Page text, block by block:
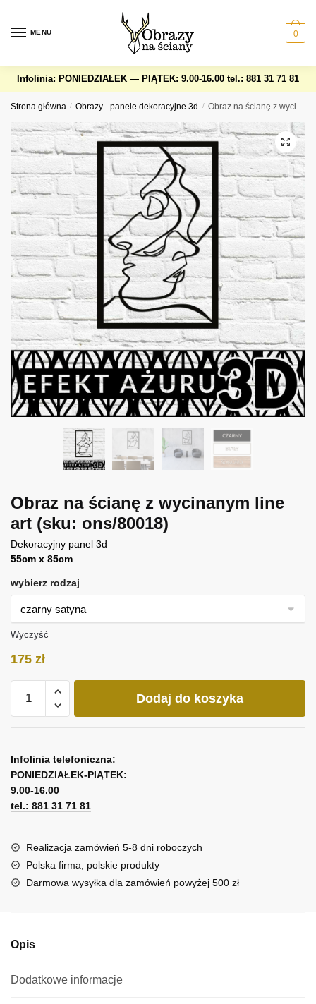
navigation
content
MENU 0
Infolinia: PONIEDZIAŁEK — PIĄTEK: 9.00-16.00 tel.: 881 31 71 81
Strona główna / Obrazy - panele dekoracyjne 3d / Obraz na ścianę z wycinanym line art
Obraz na ścianę z wycinanym line
art (sku: ons/80018)
Dekoracyjny panel 3d
55cm x 85cm
wybierz rodzaj
Wyczyść
175 zł
Obraz
z
wycinanym
line
art
Dodaj do koszyka
Infolinia telefoniczna:
PONIEDZIAŁEK-PIĄTEK:
9.00-16.00
tel.: 881 31 71 81
Realizacja zamówień 5-8 dni roboczych
Polska firma, polskie produkty
Darmowa wysyłka dla zamówień powyżej 500 zł
Opis
Dodatkowe informacje